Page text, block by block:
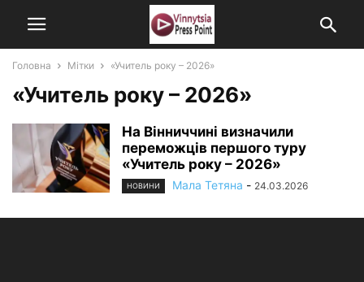
Головна Мітки «Учитель року – 2026»
«Учитель року – 2026»
На Вінниччині визначили
переможців першого туру
«Учитель року – 2026»
НОВИНИ Мала Тетяна - 24.03.2026